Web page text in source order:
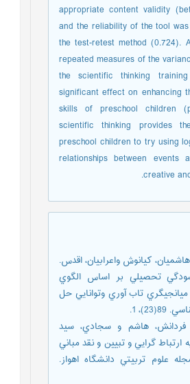
appropriate content validity
and the reliability of the tool
the test-retest method (0.724).
repeated measures of the
the scientific thinking
significant effect on enhancing
skills of preschool children
scientific thinking provides
preschool children to try using
relationships between
creative
کيانوش واعرابيان، اقدس.
تحصيلي بر اساس الگوي
ميانجيگري تاب آوري وتوانايي حل
1.
هاشم و سجادي، سيد
نظريه ارتباط گرايي و تبيين و نقد مباني
علوم تربيتي دانشگاه اهواز.